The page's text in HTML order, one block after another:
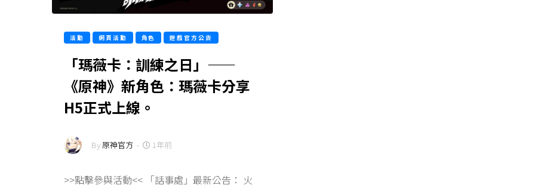
活動 網頁活動 角色 遊戲官方公告
「瑪薇卡：訓練之日」——
《原神》新角色：瑪薇卡分享
H5正式上線。
By原神官方 - 1年前
>>點擊參與活動<< 「話事處」最新公告： 火